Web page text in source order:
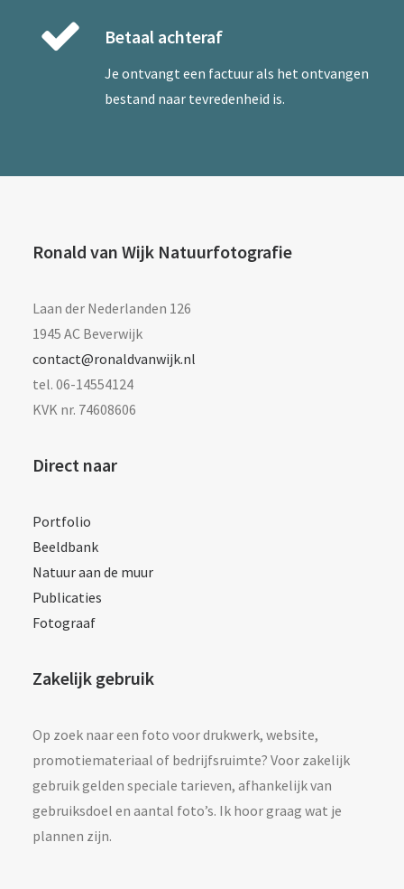
Betaal achteraf
Je ontvangt een factuur als het ontvangen
bestand naar tevredenheid is.
Ronald van Wijk Natuurfotografie
Laan der Nederlanden 126
1945 AC Beverwijk
contact@ronaldvanwijk.nl
tel. 06-14554124
KVK nr. 74608606
Direct naar
Portfolio
Beeldbank
Natuur aan de muur
Publicaties
Fotograaf
Zakelijk gebruik
Op zoek naar een foto voor drukwerk, website,
promotiemateriaal of bedrijfsruimte? Voor zakelijk
gebruik gelden speciale tarieven, afhankelijk van
gebruiksdoel en aantal foto’s. Ik hoor graag wat je
plannen zijn.